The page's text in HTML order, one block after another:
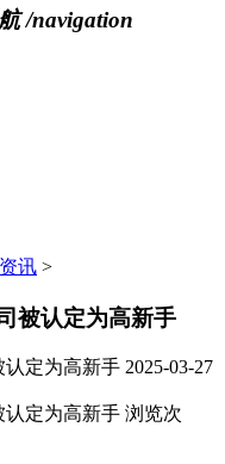
/navigation
讯 >
被认定为高新手
2025-03-27
浏览次